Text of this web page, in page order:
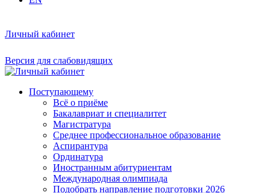
Личный кабинет
Версия для слабовидящих
Поступающему
Всё о приёме
Бакалавриат и специалитет
Магистратура
Среднее профессиональное образование
Аспирантура
Ординатура
Иностранным абитуриентам
Международная олимпиада
Подобрать направление подготовки 2026